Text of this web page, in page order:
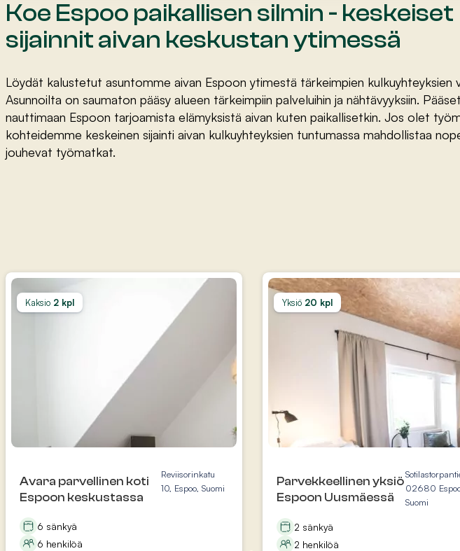
Koe Espoo paikallisen silmin - keskeiset
sijainnit aivan keskustan ytimessä
Löydät kalustetut asuntomme aivan Espoon ytimestä tärkeimpien kulkuyhteyksien
Asunnoilta on saumaton pääsy alueen tärkeimpiin palveluihin ja nähtävyyksiin.
nauttimaan Espoon tarjoamista elämyksistä aivan kuten paikallisetkin. Jos olet
kohteidemme keskeinen sijainti aivan kulkuyhteyksien tuntumassa mahdollistaa
jouhevat työmatkat.
Kaksio 2 kpl
Avara parvellinen koti
Espoon keskustassa
Reviisorinkatu
10, Espoo, Suomi
6 sänkyä
6 henkilöä
Yksiö 20 kpl
Parvekkeellinen yksiö
Espoon Uusmäessä
02680
Suomi
2 sänkyä
2 henkilöä